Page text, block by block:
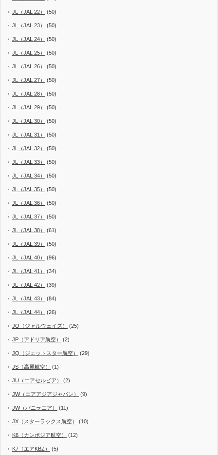
JL（JAL 22） (50)
JL（JAL 23） (50)
JL（JAL 24） (50)
JL（JAL 25） (50)
JL（JAL 26） (50)
JL（JAL 27） (50)
JL（JAL 28） (50)
JL（JAL 29） (50)
JL（JAL 30） (50)
JL（JAL 31） (50)
JL（JAL 32） (50)
JL（JAL 33） (50)
JL（JAL 34） (50)
JL（JAL 35） (50)
JL（JAL 36） (50)
JL（JAL 37） (50)
JL（JAL 38） (61)
JL（JAL 39） (50)
JL（JAL 40） (96)
JL（JAL 41） (34)
JL（JAL 42） (39)
JL（JAL 43） (84)
JL（JAL 44） (26)
JO（ジャルウェイズ） (25)
JP（アドリア航空） (2)
JQ（ジェットスター航空） (29)
JS（高麗航空） (1)
JU（エアセルビア） (2)
JW（エアアジアジャパン） (9)
JW（バニラエア） (11)
JX（スターラックス航空） (10)
K6（カンボジア航空） (12)
K7（エアKBZ） (5)